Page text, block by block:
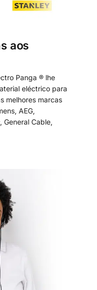
aos
Panga ® lhe
eléctrico para
melhores marcas
AEG,
General Cable,